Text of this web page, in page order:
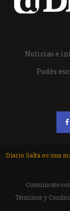
Noticias e
Podés
Diario Salta es una
Comunicate
Términos y